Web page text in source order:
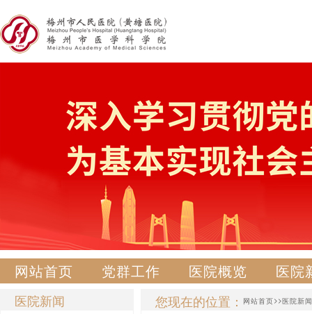
网站首页 党群工作 医院概览 医院
医院新闻 您现在的位置： 网站首页>>医院新闻